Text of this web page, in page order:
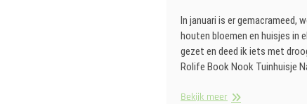
In januari is er gemacrameed,
houten bloemen en huisjes in
gezet en deed ik iets met
Rolife Book Nook Tuinhuisje
Bekijk meer Knutsels